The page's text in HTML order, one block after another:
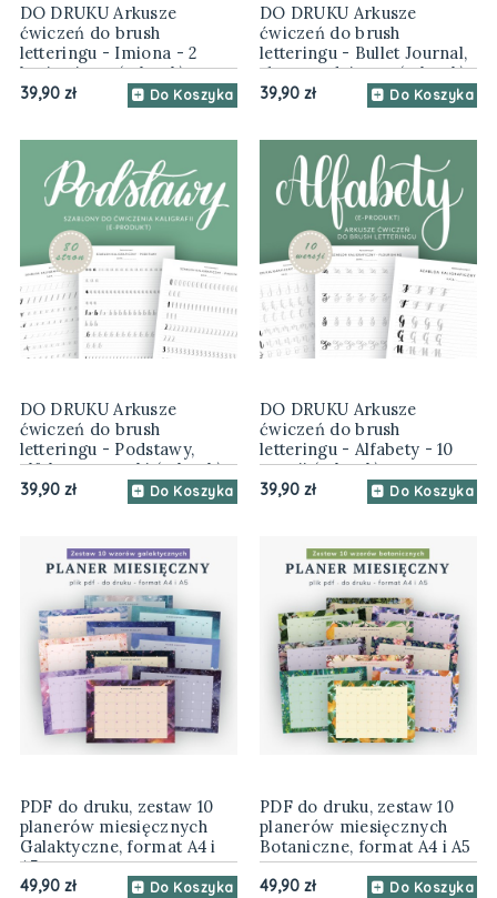
DO DRUKU Arkusze
ćwiczeń do brush
letteringu - Imiona - 2
kroje pisma (e-book)
39,90 zł Do Koszyka
DO DRUKU Arkusze
ćwiczeń do brush
letteringu - Bullet Journal,
słowa codzienne (e-book)
39,90 zł Do Koszyka
DO DRUKU Arkusze
ćwiczeń do brush
letteringu - Podstawy,
alfabet, wprawki (e-book)
39,90 zł Do Koszyka
DO DRUKU Arkusze
ćwiczeń do brush
letteringu - Alfabety - 10
wersji (e-book)
39,90 zł Do Koszyka
PDF do druku, zestaw 10
planerów miesięcznych
Galaktyczne, format A4 i
A5
49,90 zł Do Koszyka
PDF do druku, zestaw 10
planerów miesięcznych
Botaniczne, format A4 i A5
49,90 zł Do Koszyka